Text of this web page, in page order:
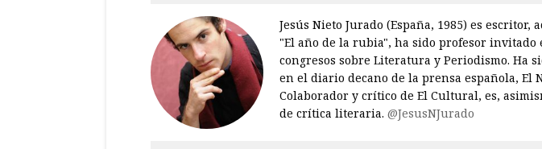
Jesús Nieto Jurado (España, 1985) es
"El año de la rubia", ha sido profesor
congresos sobre Literatura y Periodismo. Ha
en el diario decano de la prensa española, El
Colaborador y crítico de El Cultural, es,
de crítica literaria. @JesusNJurado